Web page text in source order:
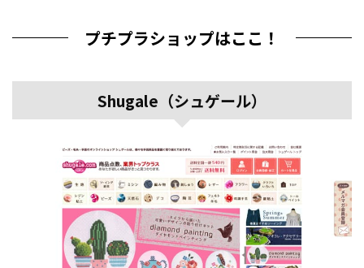
プチプラショップはここ！
Shugale（シュゲール）